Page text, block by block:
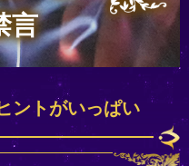
言
ントがいっぱい